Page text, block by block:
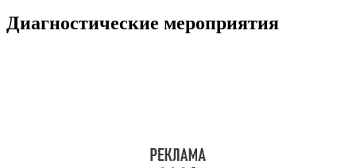
Диагностические мероприятия